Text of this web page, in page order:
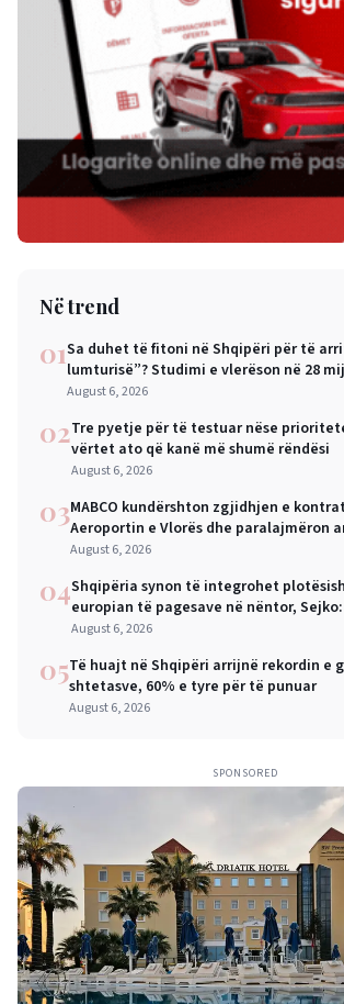
Në trend
01Sa duhet të fitoni në Shqipëri për të
lumturisë”? Studimi e vlerëson në 28
August 6, 2026
02Tre pyetje për të testuar nëse
vërtet ato që kanë më shumë rëndësi
August 6, 2026
03MABCO kundërshton zgjidhjen e
Aeroportin e Vlorës dhe paralajmëron
ndërkombëtar
August 6, 2026
04Shqipëria synon të integrohet
europian të pagesave në nëntor,
mëdha për qytetarët dhe bizneset
August 6, 2026
05Të huajt në Shqipëri arrijnë rekordin e
shtetasve, 60% e tyre për të punuar
August 6, 2026
SPONSORED